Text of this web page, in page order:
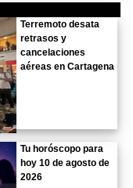
Terremoto desata
retrasos y
cancelaciones
aéreas en Cartagena
Tu horóscopo para
hoy 10 de agosto de
2026